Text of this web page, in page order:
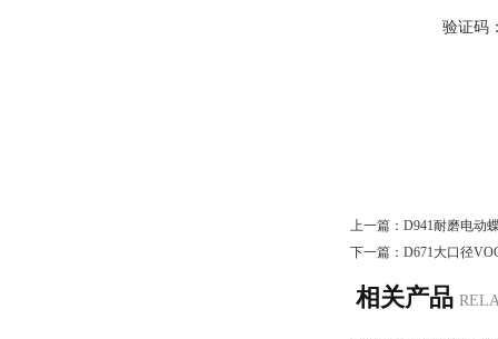
验证码
上一篇： D941耐磨电动
下一篇： D671大口径
相关产品